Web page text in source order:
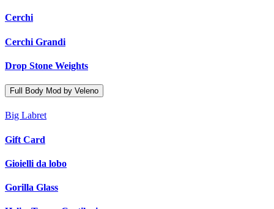
Cerchi
Cerchi Grandi
Drop Stone Weights
Full Body Mod by Veleno
Big Labret
Gift Card
Gioielli da lobo
Gorilla Glass